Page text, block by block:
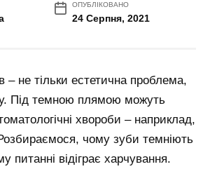
ОПУБЛІКОВАНО
24 Серпня, 2021
– не тільки естетична проблема,
Під темною плямою можуть
хвороби – наприклад,
Розбираємося, чому зуби темніють
питанні відіграє харчування.